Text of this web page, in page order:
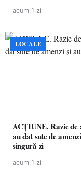
acum 1 zi
LOCALE
ACȚIUNE. Razie
au dat sute de
singură zi
acum 1 zi